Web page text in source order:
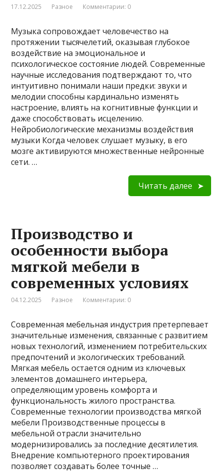
17.12.2025 Разное Комментарии: 0
Музыка сопровождает человечество на
протяжении тысячелетий, оказывая глубокое
воздействие на эмоциональное и
психологическое состояние людей. Современные
научные исследования подтверждают то, что
интуитивно понимали наши предки: звуки и
мелодии способны кардинально изменять
настроение, влиять на когнитивные функции и
даже способствовать исцелению.
Нейробиологические механизмы воздействия
музыки Когда человек слушает музыку, в его
мозге активируются множественные нейронные
сети. …
Читать далее
Производство и
особенности выбора
мягкой мебели в
современных условиях
04.12.2025 Разное Комментарии: 0
Современная мебельная индустрия претерпевает
значительные изменения, связанные с развитием
новых технологий, изменением потребительских
предпочтений и экологических требований.
Мягкая мебель остается одним из ключевых
элементов домашнего интерьера,
определяющим уровень комфорта и
функциональность жилого пространства.
Современные технологии производства мягкой
мебели Производственные процессы в
мебельной отрасли значительно
модернизировались за последние десятилетия.
Внедрение компьютерного проектирования
позволяет создавать более точные …